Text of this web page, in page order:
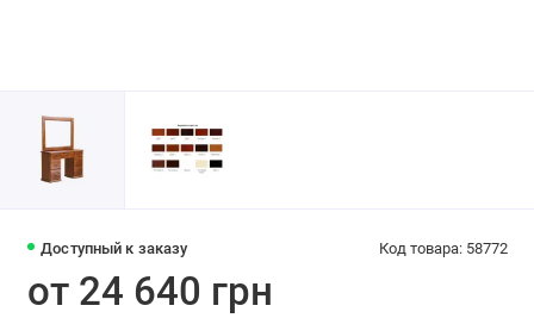
Доступный к заказу Код товара: 58772
от 24 640 грн